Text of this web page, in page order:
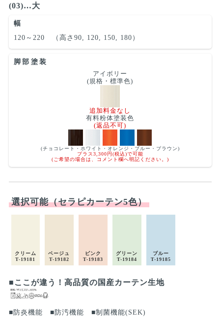
(03)…大
幅
120～220 （高さ90, 120, 150, 180）
脚部塗装
アイボリー
(規格・標準色)
追加料金なし
有料粉体塗装色
(返品不可)
(チョコレート・ホワイト・オレンジ・ブルー・ブラウン)
プラス3,300円(税込)で可能
(ご希望の場合は、コメント欄へ明記ください。)
選択可能（セラピカーテン5色）
クリーム
T-19181
ベージュ
T-19182
ピンク
T-19183
グリーン
T-19184
ブルー
T-19185
■ここが違う！高品質の国産カーテン生地
■防炎機能 ■防汚機能 ■制菌機能(SEK)